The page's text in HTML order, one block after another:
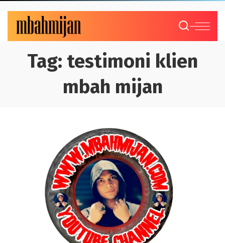
Tag: testimoni klien
mbah mijan